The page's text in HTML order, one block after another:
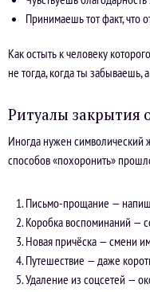
Принимаешь тот факт, что
Как остыть к человеку
не тогда, когда ты
Ритуалы закрытия
Иногда нужен символический
способов «похоронить»
Письмо-прощание —
Коробка воспоминаний —
Новая причёска — смени
Путешествие — даже
Удаление из соцсетей —